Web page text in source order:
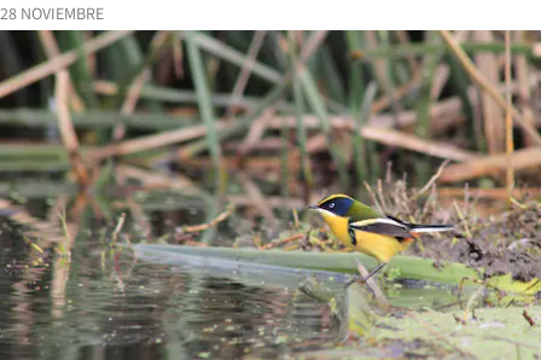
28 NOVIEMBRE